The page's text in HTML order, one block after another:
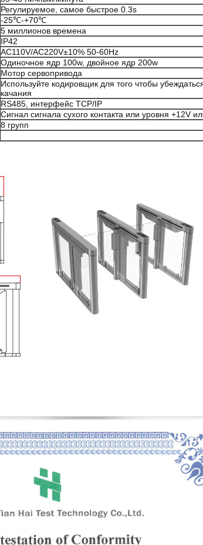
Регулируемое, самое быстрое 0.3s
-25℃-+70℃
5 миллионов времена
IP42
AC110V/AC220V±10% 50-60Hz
Одиночное ядр 100w, двойное ядр 200w
Мотор сервопривода
Используйте кодировщик для того чтобы
качания
RS485, интерфейс TCP/IP
Сигнал сигнала сухого контакта или уровня +12V
8 групп